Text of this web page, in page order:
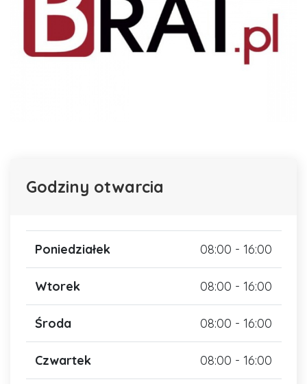
Godziny otwarcia
Poniedziałek 08:00 - 16:00
Wtorek 08:00 - 16:00
Środa 08:00 - 16:00
Czwartek 08:00 - 16:00